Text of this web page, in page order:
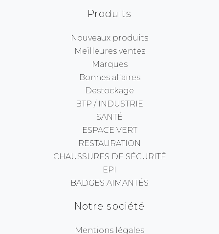
Produits
Nouveaux produits
Meilleures ventes
Marques
Bonnes affaires
Destockage
BTP / INDUSTRIE
SANTÉ
ESPACE VERT
RESTAURATION
CHAUSSURES DE SÉCURITÉ
EPI
BADGES AIMANTÉS
Notre société
Mentions légales